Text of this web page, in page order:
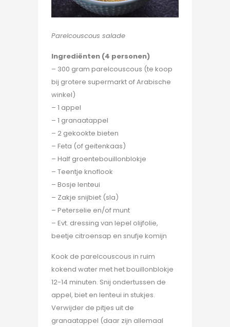
Parelcouscous salade
Ingrediënten (4 personen)
– 300 gram parelcouscous (te koop
bij grotere supermarkt of Arabische
winkel)
– 1 appel
– 1 granaatappel
– 2 gekookte bieten
– Feta (of geitenkaas)
– Half groentebouillonblokje
– Teentje knoflook
– Bosje lenteui
– Zakje snijbiet (sla)
– Peterselie en/of munt
– Evt. dressing van lepel olijfolie,
beetje citroensap en snufje komijn
Kook de parelcouscous in ruim
kokend water met het bouillonblokje
12-14 minuten. Snij ondertussen de
appel, biet en lenteui in stukjes.
Verwijder de pitjes uit de
granaatappel (daar zijn allemaal